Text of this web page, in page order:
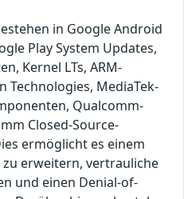
in Google Android
Play System Updates,
Kernel LTs, ARM-
Technologies, MediaTek-
Qualcomm-
Closed-Source-
ermöglicht es einem
erweitern, vertrauliche
und einen Denial-of-